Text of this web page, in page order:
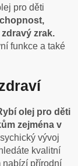
pro děti
zrak.
funkce a také
olej pro děti
zejména v
vývoj
kvalitní
nabízí přírodní